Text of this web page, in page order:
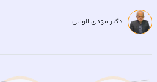
دکتر مهدی الوانی